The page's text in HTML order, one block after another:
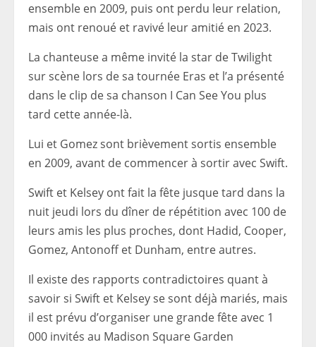
ensemble en 2009, puis ont perdu leur relation,
mais ont renoué et ravivé leur amitié en 2023.
La chanteuse a même invité la star de Twilight
sur scène lors de sa tournée Eras et l’a présenté
dans le clip de sa chanson I Can See You plus
tard cette année-là.
Lui et Gomez sont brièvement sortis ensemble
en 2009, avant de commencer à sortir avec Swift.
Swift et Kelsey ont fait la fête jusque tard dans la
nuit jeudi lors du dîner de répétition avec 100 de
leurs amis les plus proches, dont Hadid, Cooper,
Gomez, Antonoff et Dunham, entre autres.
Il existe des rapports contradictoires quant à
savoir si Swift et Kelsey se sont déjà mariés, mais
il est prévu d’organiser une grande fête avec 1
000 invités au Madison Square Garden